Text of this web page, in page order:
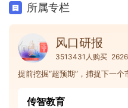
所属专栏
风口研报
3513431人购买
提前挖掘“超预期”，捕捉下一个
传智教育